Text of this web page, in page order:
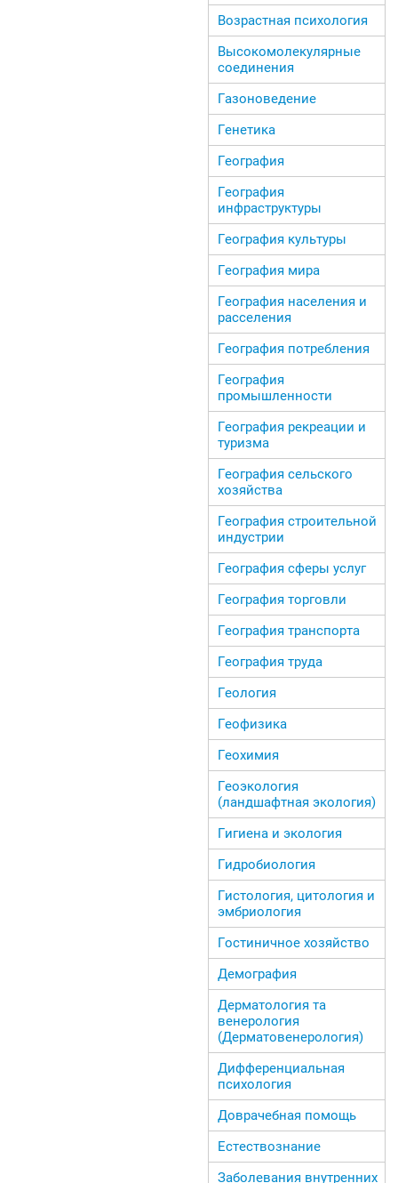
Возрастная психология
Высокомолекулярные
соединения
Газоноведение
Генетика
География
География
инфраструктуры
География культуры
География мира
География населения и
расселения
География потребления
География
промышленности
География рекреации и
туризма
География сельского
хозяйства
География строительной
индустрии
География сферы услуг
География торговли
География транспорта
География труда
Геология
Геофизика
Геохимия
Геоэкология
(ландшафтная экология)
Гигиена и экология
Гидробиология
Гистология, цитология и
эмбриология
Гостиничное хозяйство
Демография
Дерматология та
венерология
(Дерматовенерология)
Дифференциальная
психология
Доврачебная помощь
Естествознание
Заболевания внутренних